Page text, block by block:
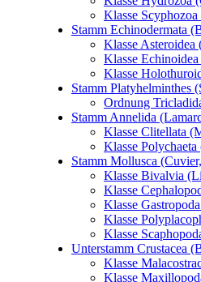
Klasse
Stamm Echinodermata
Klasse
Klasse
Klasse
Stamm Platyhelminthes
Ordnung
Stamm Annelida
Klasse Clitellata
Klasse
Stamm Mollusca
Klasse Bivalvia
Klasse
Klasse
Klasse
Klasse
Unterstamm Crustacea
Klasse
Klasse